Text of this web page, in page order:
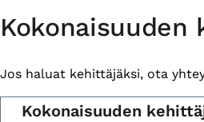
tabs
Kokonaisuuden
Jos haluat kehittäjäksi, ota
Kokonaisuuden